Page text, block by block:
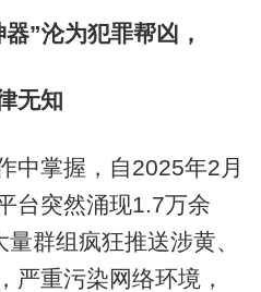
”沦为犯罪帮凶，
无知
掌握，自2025年2月
台突然涌现1.7万余
群组疯狂推送涉黄、
严重污染网络环境，